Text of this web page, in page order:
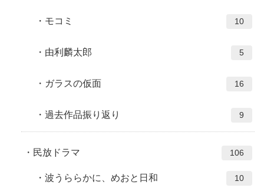
モコミ 10
由利麟太郎 5
ガラスの仮面 16
過去作品振り返り 9
民放ドラマ 106
波うららかに、めおと日和 10